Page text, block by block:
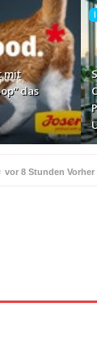
mit
das
vor 8 Stunden Vorher
AI-Projekten
Bayerischen Bio-